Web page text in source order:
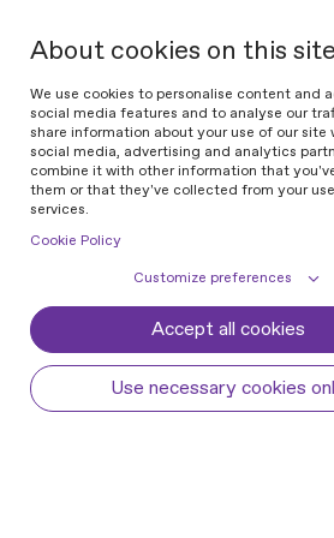
About cookies on this site
We use cookies to personalise content and
social media features and to analyse our
share information about your use of our site
social media, advertising and analytics
combine it with other information that
them or that they've collected from your
services.
Cookie Policy
Customize preferences
Cookie settings Cookie
Some cookies are required to
Accept all cookies
Use necessary cookies
Home Blog
26 JUN 2026 18 MIN
conducir: